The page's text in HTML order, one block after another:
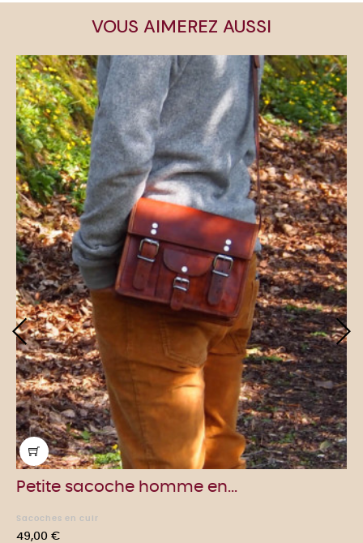
VOUS AIMEREZ AUSSI
Petite sacoche homme en...
Sacoches en cuir
Prix
49,00 €
‹ ›